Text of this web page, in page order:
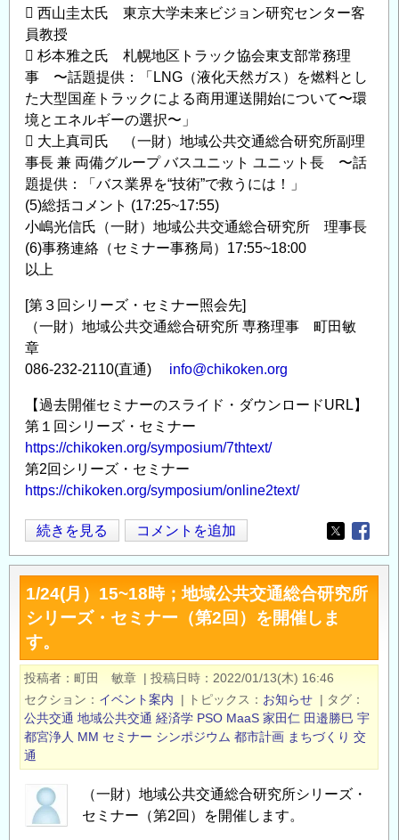
 西山圭太氏 東京大学未来ビジョン研究センター客
員教授
 杉本雅之氏 札幌地区トラック協会東支部常務理
事 〜話題提供：「LNG（液化天然ガス）を燃料とし
た大型国産トラックによる商用運送開始について〜環
境とエネルギーの選択〜」
 大上真司氏 （一財）地域公共交通総合研究所副理
事長 兼 両備グループ バスユニット ユニット長 〜話
題提供：「バス業界を“技術”で救うには！」
(5)総括コメント (17:25~17:55)
小嶋光信氏（一財）地域公共交通総合研究所 理事長
(6)事務連絡（セミナー事務局）17:55~18:00
以上
[第３回シリーズ・セミナー照会先]
（一財）地域公共交通総合研究所 専務理事 町田敏
章
086-232-2110(直通) info@chikoken.org
【過去開催セミナーのスライド・ダウンロードURL】
第１回シリーズ・セミナー
https://chikoken.org/symposium/7thtext/
第2回シリーズ・セミナー
https://chikoken.org/symposium/online2text/
「地
域
モ
ビ
リ
テ
ィ
の
再
構
リ
続きを見る コメントを追加
Opens in
1/24(月）15~18時；地域公共交通総合研究所
シリーズ・セミナー（第2回）を開催しま
す。
投稿者 町田 敏章 | 投稿日時
2022/01/13(木) 16:46
セクション
イベント案内 | トピックス お知らせ | タグ
公共交通 地域公共交通 経済学 PSO MaaS 家田仁 田邉勝巳 宇
都宮浄人 MM セミナー シンポジウム 都市計画 まちづくり 交
通
（一財）地域公共交通総合研究所シリーズ・
セミナー（第2回）を開催します。